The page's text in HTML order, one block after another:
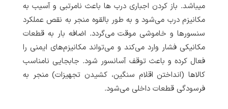
میباشد. باز کردن اجباری درب ها باعث نامرتبی و آسیب به
مکانیزم درب می‌شود و به طور بالقوه منجر به نقص عملکرد
سنسورها و خاموشی موقت می‌گردد. اضافه بار به قطعات
مکانیکی فشار وارد می‌کند و می‌تواند مکانیزم‌های ایمنی را
فعال کرده و باعث توقف آسانسور شود. جابجایی نامناسب
کالاها (انداختن اقلام سنگین، کشیدن تجهیزات) منجر به
فرسودگی قطعات داخلی می‌شود.